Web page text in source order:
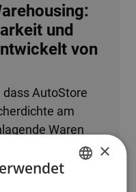
und
von
AutoStore
am
Waren
ist. Tatsache ist,
mehrere
Stunde
×